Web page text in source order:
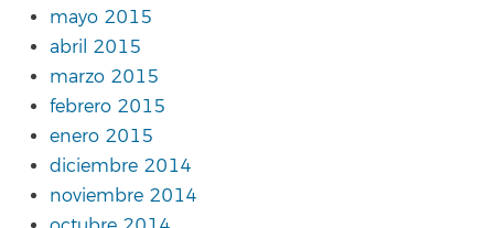
mayo 2015
abril 2015
marzo 2015
febrero 2015
enero 2015
diciembre 2014
noviembre 2014